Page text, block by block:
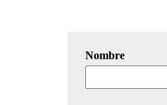
Nombre